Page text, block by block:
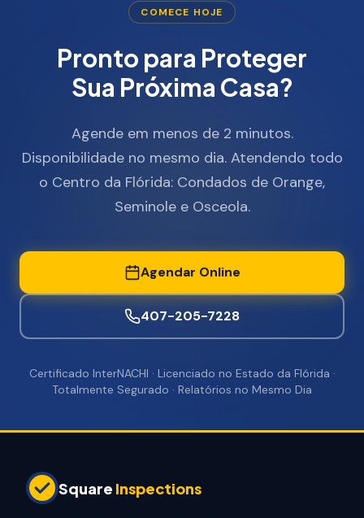
COMECE HOJE
Pronto para Proteger
Sua Próxima Casa?
Agende em menos de 2 minutos.
Disponibilidade no mesmo dia. Atendendo todo
o Centro da Flórida: Condados de Orange,
Seminole e Osceola.
Agendar Online
407-205-7228
Certificado InterNACHI · Licenciado no Estado da Flórida ·
Totalmente Segurado · Relatórios no Mesmo Dia
Square Inspections